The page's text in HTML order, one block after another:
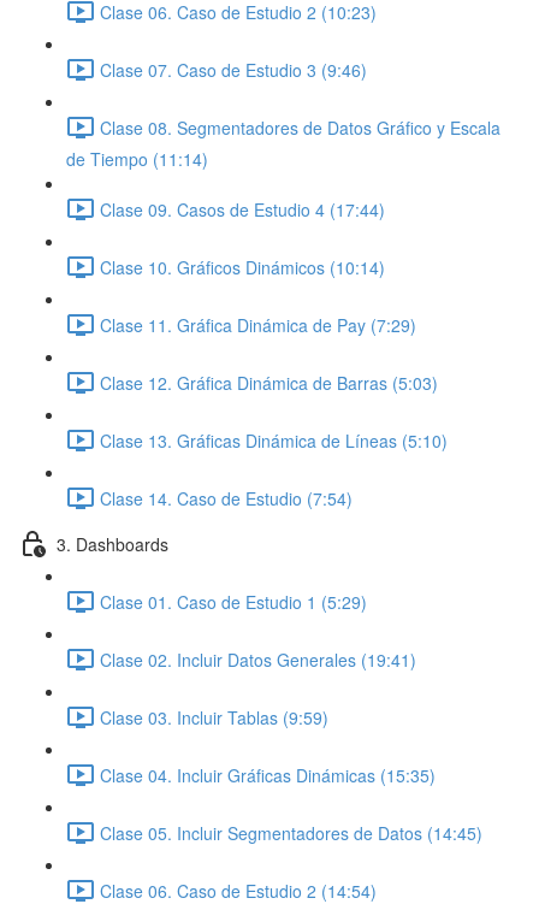
Clase 06. Caso de Estudio 2 (10:23)
Clase 07. Caso de Estudio 3 (9:46)
Clase 08. Segmentadores de Datos Gráfico y Escala
de Tiempo (11:14)
Clase 09. Casos de Estudio 4 (17:44)
Clase 10. Gráficos Dinámicos (10:14)
Clase 11. Gráfica Dinámica de Pay (7:29)
Clase 12. Gráfica Dinámica de Barras (5:03)
Clase 13. Gráficas Dinámica de Líneas (5:10)
Clase 14. Caso de Estudio (7:54)
3. Dashboards
Clase 01. Caso de Estudio 1 (5:29)
Clase 02. Incluir Datos Generales (19:41)
Clase 03. Incluir Tablas (9:59)
Clase 04. Incluir Gráficas Dinámicas (15:35)
Clase 05. Incluir Segmentadores de Datos (14:45)
Clase 06. Caso de Estudio 2 (14:54)